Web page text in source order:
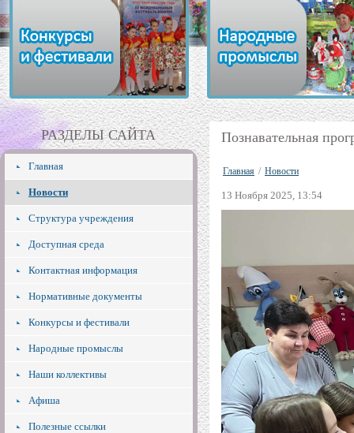
РАЗДЕЛЫ САЙТА
Главная
Новости
Структура учреждения
Доступная среда
Контактная информация
Нормативные документы
Конкурсы и фестивали
Народные промыслы
Наши коллективы
Афиша
Полезные ссылки
Познавательная
Главная / Новости
13 Ноября 2025, 13:54